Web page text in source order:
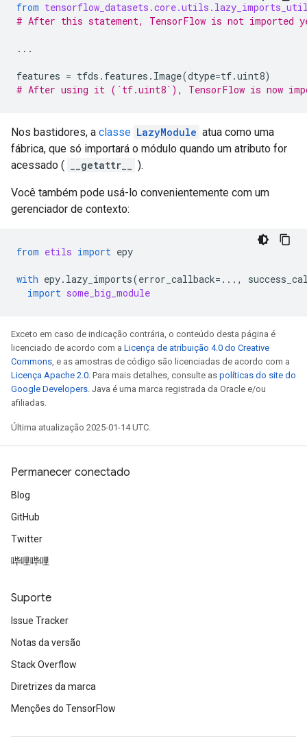
from
# After this statement, TensorFlow is not imported
...
features = tfds . features . Image(dtype=tf.uint8)
# After using it (`tf.uint8`), TensorFlow is now
Nos bastidores, a classe LazyModule atua como uma
fábrica, que só importará o módulo quando um atributo for
acessado (
__getattr__ ).
Você também pode usá-lo convenientemente com um
gerenciador de contexto:
from etils import epy
with epy. lazy_imports(error_callback=... ,
import some_big_module
Exceto em caso de indicação contrária, o conteúdo desta página é
licenciado de acordo com a Licença de atribuição 4.0 do Creative
Commons, e as amostras de código são licenciadas de acordo com a
Licença Apache 2.0. Para mais detalhes, consulte as políticas do site do
Google Developers. Java é uma marca registrada da Oracle e/ou
afiliadas.
Última atualização 2025-01-14 UTC.
Permanecer conectado
Blog
GitHub
Twitter
哔哩哔哩
Suporte
Issue Tracker
Notas da versão
Stack Overflow
Diretrizes da marca
Menções do TensorFlow